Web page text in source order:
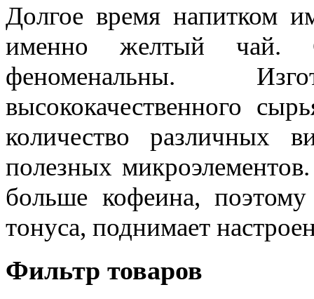
Долгое время напитком
именно желтый чай.
феноменальны.
высококачественного
количество различных
полезных
больше кофеина,
тонуса, поднимает
Фильтр товаров